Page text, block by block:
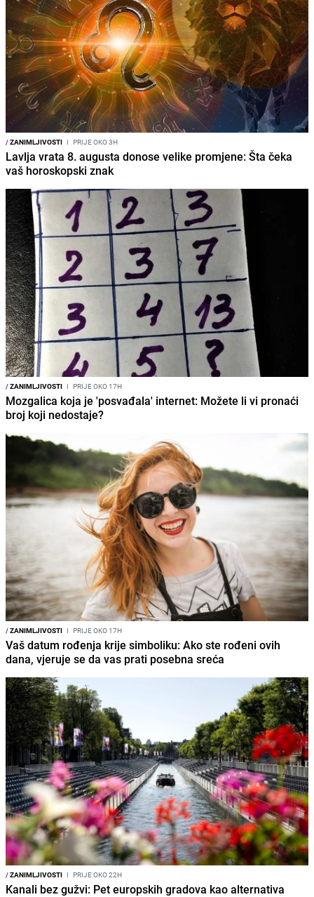
/ZANIMLJIVOSTI I PRIJE OKO 3H
Lavlja vrata 8. augusta donose velike promjene: Šta čeka
vaš horoskopski znak
/ZANIMLJIVOSTI I PRIJE OKO 17H
Mozgalica koja je 'posvađala' internet: Možete li vi pronaći
broj koji nedostaje?
/ZANIMLJIVOSTI I PRIJE OKO 17H
Vaš datum rođenja krije simboliku: Ako ste rođeni ovih
dana, vjeruje se da vas prati posebna sreća
/ZANIMLJIVOSTI I PRIJE OKO 22H
Kanali bez gužvi: Pet europskih gradova kao alternativa